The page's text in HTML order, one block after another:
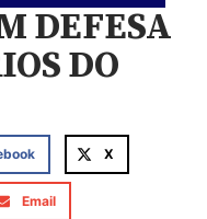
DEFESA
DO
X
Email